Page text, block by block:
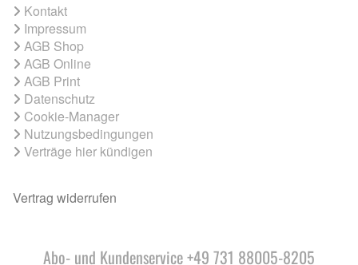
Kontakt
Impressum
AGB Shop
AGB Online
AGB Print
Datenschutz
Cookie-Manager
Nutzungsbedingungen
Verträge hier kündigen
Vertrag widerrufen
Abo- und Kundenservice +49 731 88005-8205